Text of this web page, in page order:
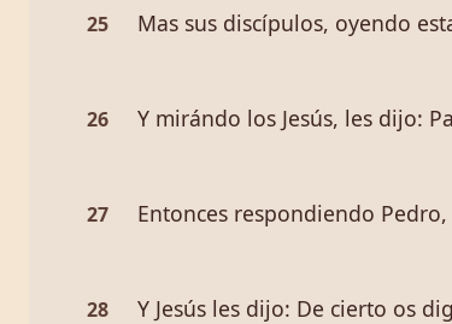
25 Mas sus discípulos, oyendo
26 Y mirándo los Jesús, les dijo:
27 Entonces respondiendo
28
Y Jesús les dijo: De cierto os